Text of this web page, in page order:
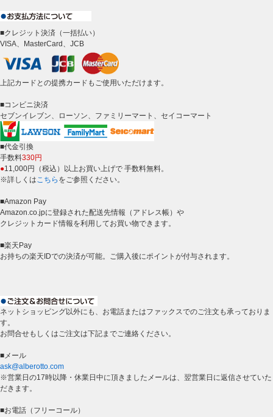
■クレジット決済（一括払い）
VISA、MasterCard、JCB
上記カードとの提携カードもご使用いただけます。
■コンビニ決済
セブンイレブン、ローソン、ファミリーマート、セイコーマート
■代金引換
手数料330円
●11,000円（税込）以上お買い上げで 手数料無料。
※詳しくは こちら をご参照ください。
■Amazon Pay
Amazon.co.jpに登録された配送先情報（アドレス帳）や
クレジットカード情報を利用してお買い物できます。
■楽天Pay
お持ちの楽天IDでの決済が可能。ご購入後にポイントが付与されます。
ネットショッピング以外にも、お電話またはファックスでのご注文も承っておりま
す。
お問合せもしくはご注文は下記までご連絡ください。
■メール
ask@alberotto.com
※営業日の17時以降・休業日中に頂きましたメールは、翌営業日に返信させていた
だきます。
■お電話（フリーコール）